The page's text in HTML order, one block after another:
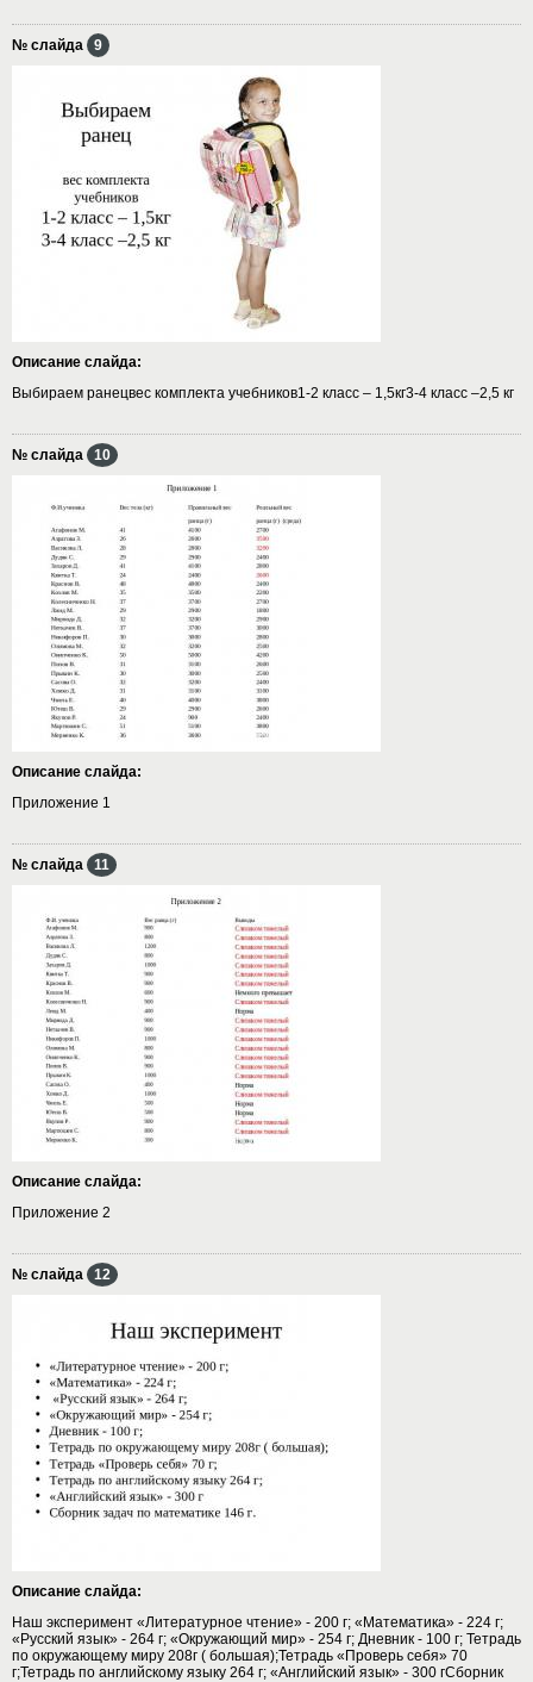
№ слайда 9
Описание слайда:
Выбираем ранецвес комплекта учебников1-2 класс – 1,5кг3-4 класс –2,5 кг
№ слайда 10
Описание слайда:
Приложение 1
№ слайда 11
Описание слайда:
Приложение 2
№ слайда 12
Описание слайда:
Наш эксперимент «Литературное чтение» - 200 г; «Математика» - 224 г;
«Русский язык» - 264 г; «Окружающий мир» - 254 г; Дневник - 100 г; Тетрадь
по окружающему миру 208г ( большая);Тетрадь «Проверь себя» 70
г;Тетрадь по английскому языку 264 г; «Английский язык» - 300 гСборник